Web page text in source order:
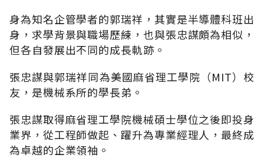
身為知名企管學者的郭瑞祥，其實是半導體科班出
身，求學背景與職場歷練，也與張忠謀頗為相似，
但各自發展出不同的成長軌跡。
張忠謀與郭瑞祥同為美國麻省理工學院（MIT）校
友，是機械系所的學長弟。
張忠謀取得麻省理工學院機械碩士學位之後即投身
業界，從工程師做起、躍升為專業經理人，最終成
為卓越的企業領袖。